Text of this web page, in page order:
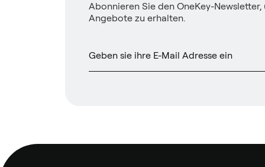
Abonnieren Sie den OneKey-
Angebote zu erhalten.